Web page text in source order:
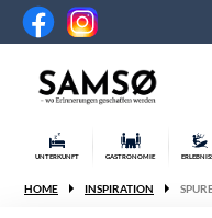
UNTERKUNFT GASTRONOMIE
HOME INSPIRATION